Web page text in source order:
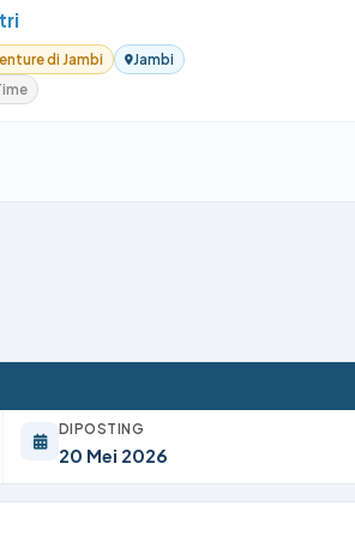
di Jambi
Jambi
DIPOSTING
20 Mei 2026